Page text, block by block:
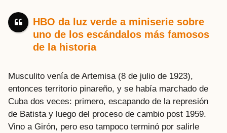
HBO da luz verde a miniserie sobre
uno de los escándalos más famosos
de la historia
Musculito venía de Artemisa (8 de julio de 1923),
entonces territorio pinareño, y se había marchado de
Cuba dos veces: primero, escapando de la represión
de Batista y luego del proceso de cambio post 1959.
Vino a Girón, pero eso tampoco terminó por salirle